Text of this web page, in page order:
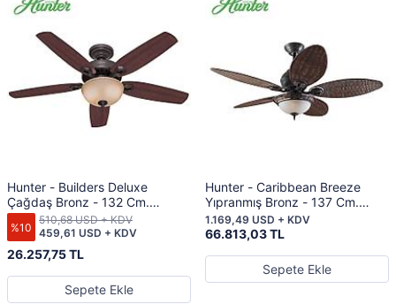
Hunter - Builders Deluxe
Çağdaş Bronz - 132 Cm.
Aydınlatmalı Tavan Vantilatörü
%10
26.257,75 TL
459,61 USD + KDV
510,68 USD + KDV
Sepete Ekle
Hunter - Caribbean Breeze
Yıpranmış Bronz - 137 Cm.
Hasır Kanatlı ve Aydınlatmalı
Tavan Vantilatörü
66.813,03 TL
1.169,49 USD + KDV
Sepete Ekle